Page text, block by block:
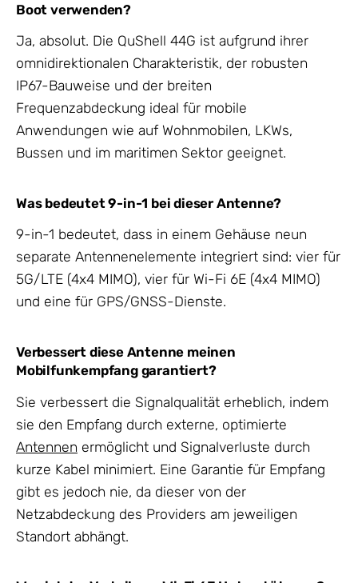
Boot verwenden?
Ja, absolut. Die QuShell 44G ist aufgrund ihrer
omnidirektionalen Charakteristik, der robusten
IP67-Bauweise und der breiten
Frequenzabdeckung ideal für mobile
Anwendungen wie auf Wohnmobilen, LKWs,
Bussen und im maritimen Sektor geeignet.
Was bedeutet 9-in-1 bei dieser Antenne?
9-in-1 bedeutet, dass in einem Gehäuse neun
separate Antennenelemente integriert sind: vier für
5G/LTE (4x4 MIMO), vier für Wi-Fi 6E (4x4 MIMO)
und eine für GPS/GNSS-Dienste.
Verbessert diese Antenne meinen
Mobilfunkempfang garantiert?
Sie verbessert die Signalqualität erheblich, indem
sie den Empfang durch externe, optimierte
Antennen ermöglicht und Signalverluste durch
kurze Kabel minimiert. Eine Garantie für Empfang
gibt es jedoch nie, da dieser von der
Netzabdeckung des Providers am jeweiligen
Standort abhängt.